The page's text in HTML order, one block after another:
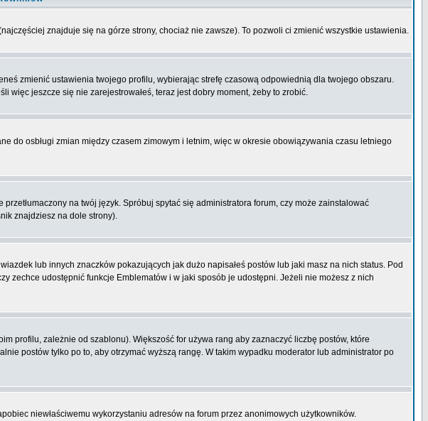
znajduje się na górze strony, chociaż nie zawsze). To pozwoli ci zmienić wszystkie ustawienia.
zmienić ustawienia twojego profilu, wybierając strefę czasową odpowiednią dla twojego obszaru.
więc jeszcze się nie zarejestrowałeś, teraz jest dobry moment, żeby to zrobić.
do osbługi zmian między czasem zimowym i letnim, więc w okresie obowiązywania czasu letniego
na twój język. Spróbuj spytać się administratora forum, czy może zainstalować
znajdziesz na dole strony).
lub innych znaczków pokazujących jak dużo napisałeś postów lub jaki masz na nich status. Pod
zechce udostępnić funkcje Emblematów i w jaki sposób je udostępni. Jeżeli nie możesz z nich
profilu, zależnie od szablonu). Większość for używa rang aby zaznaczyć liczbę postów, które
postów tylko po to, aby otrzymać wyższą rangę. W takim wypadku moderator lub administrator po
niewłaściwemu wykorzystaniu adresów na forum przez anonimowych użytkowników.